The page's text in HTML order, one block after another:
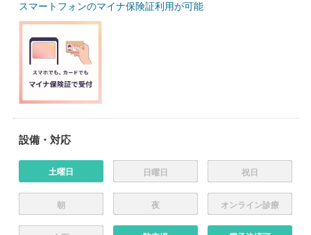
スマートフォンのマイナ保険証利用が可能
設備・対応
土曜日 日曜日 祝日
朝 夜 オンライン診療